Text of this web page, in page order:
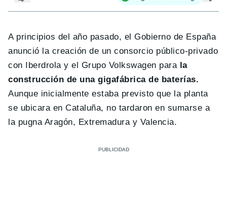
A principios del año pasado, el Gobierno de España
anunció la creación de un consorcio público-privado
con Iberdrola y el Grupo Volkswagen para la
construcción de una gigafábrica de baterías.
Aunque inicialmente estaba previsto que la planta
se ubicara en Cataluña, no tardaron en sumarse a
la pugna Aragón, Extremadura y Valencia.